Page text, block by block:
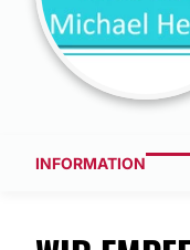
INFORMATION